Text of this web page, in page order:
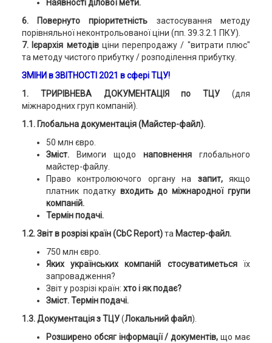
Наявності ділової мети.
6. Повернуто пріоритетність застосування методу
порівняльної неконтрольованої ціни (пп. 39.3.2.1 ПКУ).
7. Ієрархія методівціни перепродажу / "витрати плюс"
та методу чистого прибутку / розподілення прибутку.
ЗМІНИ в ЗВІТНОСТІ 2021 в сфері ТЦУ!
1 . ТРИРІВНЕВА ДОКУМЕНТАЦІЯ по ТЦУ (для
міжнародних груп компаній).
1.1. Глобальна документація (Майстер-файл).
50 млн євро.
Зміст.
Вимоги щодонаповненняглобального
майстер-файлу.
Право контролюючого органу на запит,якщо
платник податкувходить до міжнародної групи
компаній.
Термін подачі.
1.2. Звіт в розрізі країн (CbC Report)та Мастер-файл.
750 млн євро.
Яких українських компаній стосуватиметьсяїх
запровадження?
Звіт у розрізі країн: хто і як подає?
Зміст. Термін подачі.
1.3. Документація з ТЦУ(Локальний файл).
Розширено обсяг інформації / документів,що має